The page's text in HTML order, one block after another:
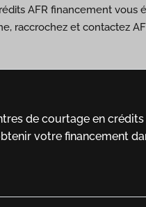
AFR financement vous
raccrochez et contactez
de courtage en crédits
votre financement